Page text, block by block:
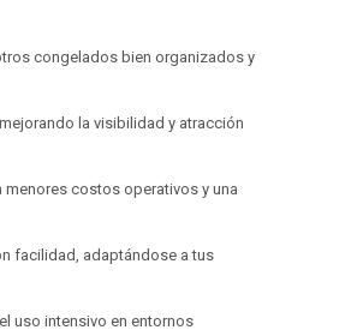
congelados bien organizados y
la visibilidad y atracción
costos operativos y una
facilidad, adaptándose a tus
uso intensivo en entornos